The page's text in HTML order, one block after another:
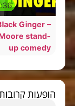
Ginger –
stand-
up comedy
הופעות